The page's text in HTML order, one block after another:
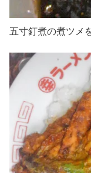
五寸釘煮の煮ツメ